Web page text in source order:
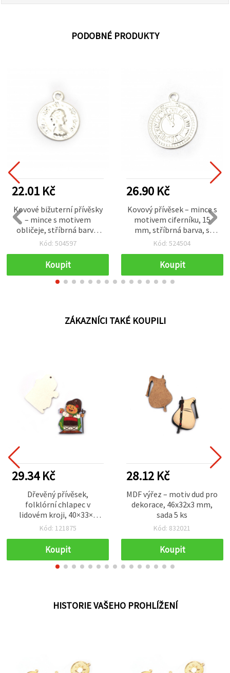
PODOBNÉ PRODUKTY
22.01 Kč
Kovové bižuterní přívěsky
– mince s motivem
obličeje, stříbrná barva,
12 mm, s očkem, balení 50
Kód: 504597
Koupit
26.90 Kč
Kovový přívěsek – mince s
motivem ciferníku, 15
mm, stříbrná barva, s
kroužkem, 50 ks
Kód: 524504
Koupit
ZÁKAZNÍCI TAKÉ KOUPILI
29.34 Kč
Dřevěný přívěsek,
folklórní chlapec v
lidovém kroji, 40×33×2
mm, otvor 2 mm – 10 ks
Kód: 121875
Koupit
28.12 Kč
MDF výřez – motiv dud pro
dekorace, 46x32x3 mm,
sada 5 ks
Kód: 832021
Koupit
HISTORIE VAŠEHO PROHLÍŽENÍ